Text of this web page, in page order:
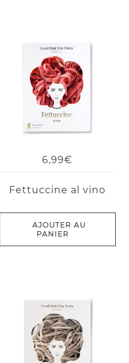
6,99€
Fettuccine al vino
AJOUTER AU
PANIER